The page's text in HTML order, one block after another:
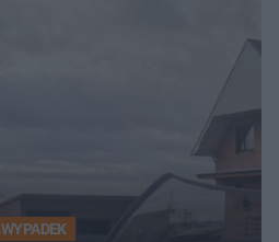
WYPADEK